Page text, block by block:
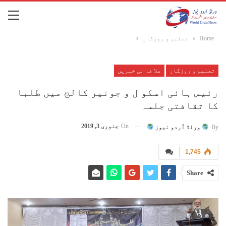
Home تعلیم و روزگار
تعلیم و روزگار علا قا ئی خبریں
رئیس ہائی اسکو ل و جونیر کالج میں طلبا
کا ثقافتی جلسہ
By ورلڈ اُردو نیوز On جنوری 3, 2019
1,745
Share